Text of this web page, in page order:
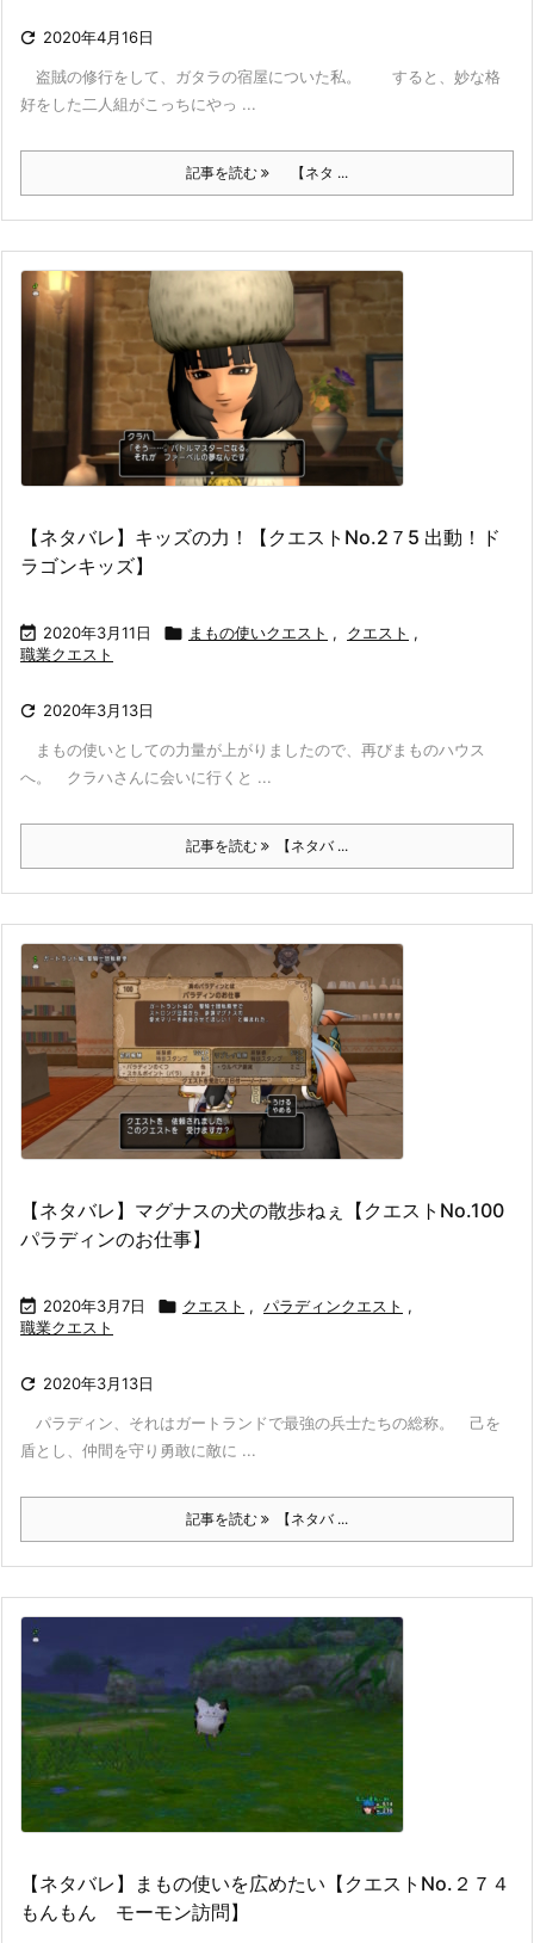
 2020年4月16日
盗賊の修行をして、ガタラの宿屋についた私。 すると、妙な格
好をした二人組がこっちにやっ ...
記事を読む 【ネタ ...
【ネタバレ】キッズの力！【クエストNo.2７5 出動！ド
ラゴンキッズ】
 2020年3月11日  まもの使いクエスト , クエスト ,
職業クエスト
 2020年3月13日
まもの使いとしての力量が上がりましたので、再びまものハウス
へ。 クラハさんに会いに行くと ...
記事を読む 【ネタバ ...
【ネタバレ】マグナスの犬の散歩ねぇ【クエストNo.100
パラディンのお仕事】
 2020年3月7日  クエスト , パラディンクエスト ,
職業クエスト
 2020年3月13日
パラディン、それはガートランドで最強の兵士たちの総称。 己を
盾とし、仲間を守り勇敢に敵に ...
記事を読む 【ネタバ ...
【ネタバレ】まもの使いを広めたい【クエストNo.２７４
もんもん モーモン訪問】